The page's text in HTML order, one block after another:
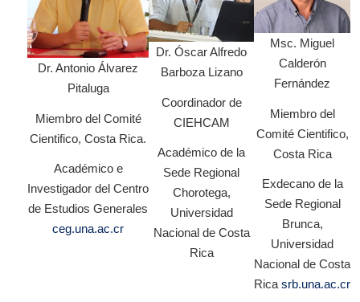
Dr. Antonio Álvarez
Pitaluga
Miembro del Comité
Cientifico, Costa Rica.
Académico e
Investigador del Centro
de Estudios Generales
ceg.una.ac.cr
Dr. Óscar Alfredo
Barboza Lizano
Coordinador de
CIEHCAM
Académico de la
Sede Regional
Chorotega,
Universidad
Nacional de Costa
Rica
Msc. Miguel
Calderón
Fernández
Miembro del
Comité Cientifico,
Costa Rica
Exdecano de la
Sede Regional
Brunca,
Universidad
Nacional de Costa
Rica srb.una.ac.cr